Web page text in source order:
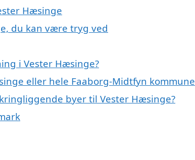
Hæsinge
du kan være tryg ved
i Vester Hæsinge?
eller hele Faaborg-Midtfyn kommune
byer til Vester Hæsinge?